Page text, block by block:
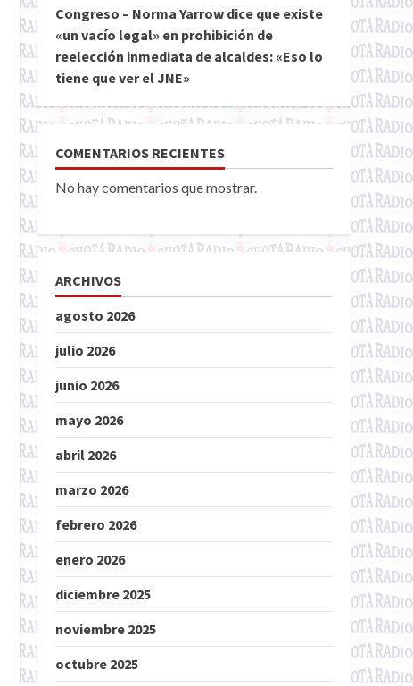
Congreso – Norma Yarrow dice que existe
«un vacío legal» en prohibición de
reelección inmediata de alcaldes: «Eso lo
tiene que ver el JNE»
COMENTARIOS RECIENTES
No hay comentarios que mostrar.
ARCHIVOS
agosto 2026
julio 2026
junio 2026
mayo 2026
abril 2026
marzo 2026
febrero 2026
enero 2026
diciembre 2025
noviembre 2025
octubre 2025